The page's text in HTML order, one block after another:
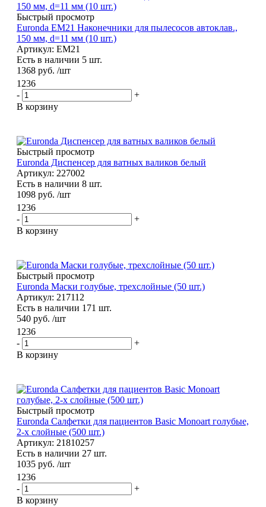
Быстрый просмотр
Euronda EM21 Наконечники для пылесосов автоклав.,
150 мм, d=11 мм (10 шт.)
Артикул: EM21
Есть в наличии 5 шт.
1368 руб. /шт
1236
-
+
В корзину
Быстрый просмотр
Euronda Диспенсер для ватных валиков белый
Артикул: 227002
Есть в наличии 8 шт.
1098 руб. /шт
1236
-
+
В корзину
Быстрый просмотр
Euronda Маски голубые, трехслойные (50 шт.)
Артикул: 217112
Есть в наличии 171 шт.
540 руб. /шт
1236
-
+
В корзину
Быстрый просмотр
Euronda Салфетки для пациентов Basic Monoart голубые,
2-х слойные (500 шт.)
Артикул: 21810257
Есть в наличии 27 шт.
1035 руб. /шт
1236
-
+
В корзину